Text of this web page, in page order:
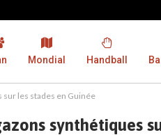
Mondial Handball
sur les stades en Guinée
synthétiques